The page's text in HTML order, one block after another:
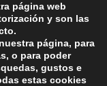
página web
y son las
página, para
o para poder
gustos e
estas cookies